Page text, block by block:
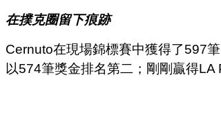
在撲克圈留下痕跡
Cernuto在現場錦標賽中獲得了597
以574筆獎金排名第二；剛剛贏得